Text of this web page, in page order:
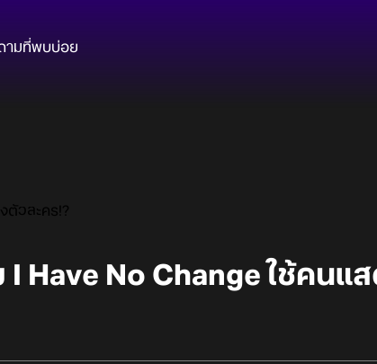
ามที่พบบ่อย
ตัวละคร!?
Have No Change ใช้คนแ